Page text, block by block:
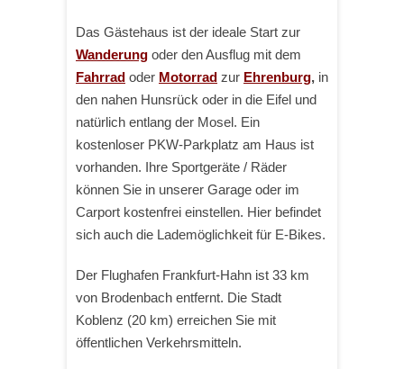
Das Gästehaus ist der ideale Start zur
Wanderung oder den Ausflug mit dem
Fahrrad oder Motorrad zur Ehrenburg, in
den nahen Hunsrück oder in die Eifel und
natürlich entlang der Mosel. Ein
kostenloser PKW-Parkplatz am Haus ist
vorhanden. Ihre Sportgeräte / Räder
können Sie in unserer Garage oder im
Carport kostenfrei einstellen. Hier befindet
sich auch die Lademöglichkeit für E-Bikes.
Der Flughafen Frankfurt-Hahn ist 33 km
von Brodenbach entfernt. Die Stadt
Koblenz (20 km) erreichen Sie mit
öffentlichen Verkehrsmitteln.